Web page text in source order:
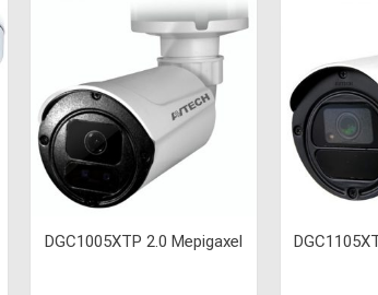
DGC1005XTP 2.0 Mepigaxel